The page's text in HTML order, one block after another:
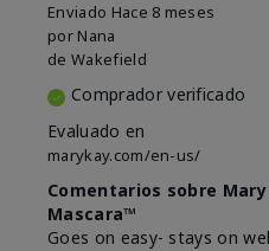
Enviado Hace 8 meses
por Nana
de Wakefield
Comprador verificado
Evaluado en
marykay.com/en-us/
Comentarios sobre
Mascara™
Goes on easy- stays on